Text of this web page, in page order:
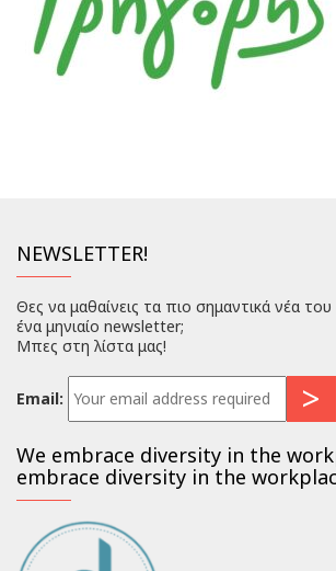
NEWSLETTER!
Θες να μαθαίνεις τα πιο σημαντικά νέα
ένα μηνιαίο newsletter;
Μπες στη λίστα μας!
Email:
We embrace diversity in the
embrace diversity in the